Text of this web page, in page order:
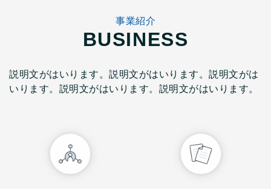
事業紹介
BUSINESS
説明文がはいります。説明文がはいります。説明文がは
いります。説明文がはいります。説明文がはいります。